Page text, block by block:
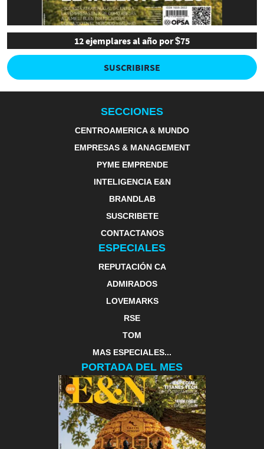
12 ejemplares al año por $75
SUSCRIBIRSE
SECCIONES
CENTROAMERICA & MUNDO
EMPRESAS & MANAGEMENT
PYME EMPRENDE
INTELIGENCIA E&N
BRANDLAB
SUSCRIBETE
CONTACTANOS
ESPECIALES
REPUTACIÓN CA
ADMIRADOS
LOVEMARKS
RSE
TOM
MAS ESPECIALES...
PORTADA DEL MES